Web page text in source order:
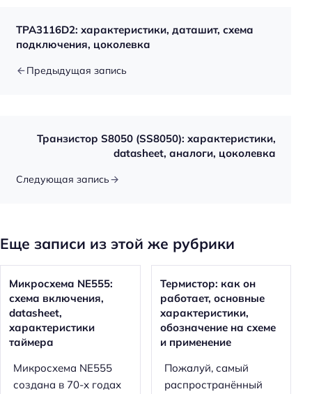
TPA3116D2: характеристики, даташит, схема
подключения, цоколевка
Предыдущая запись
Транзистор S8050 (SS8050): характеристики,
datasheet, аналоги, цоколевка
Следующая запись
Еще записи из этой же рубрики
Микросхема NE555:
схема включения,
datasheet,
характеристики
таймера
Микросхема NE555
создана в 70-х годах
Термистор: как он
работает, основные
характеристики,
обозначение на схеме
и применение
Пожалуй, самый
распространённый